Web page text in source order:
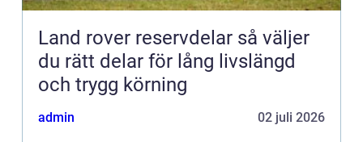
Land rover reservdelar så väljer
du rätt delar för lång livslängd
och trygg körning
admin 02 juli 2026